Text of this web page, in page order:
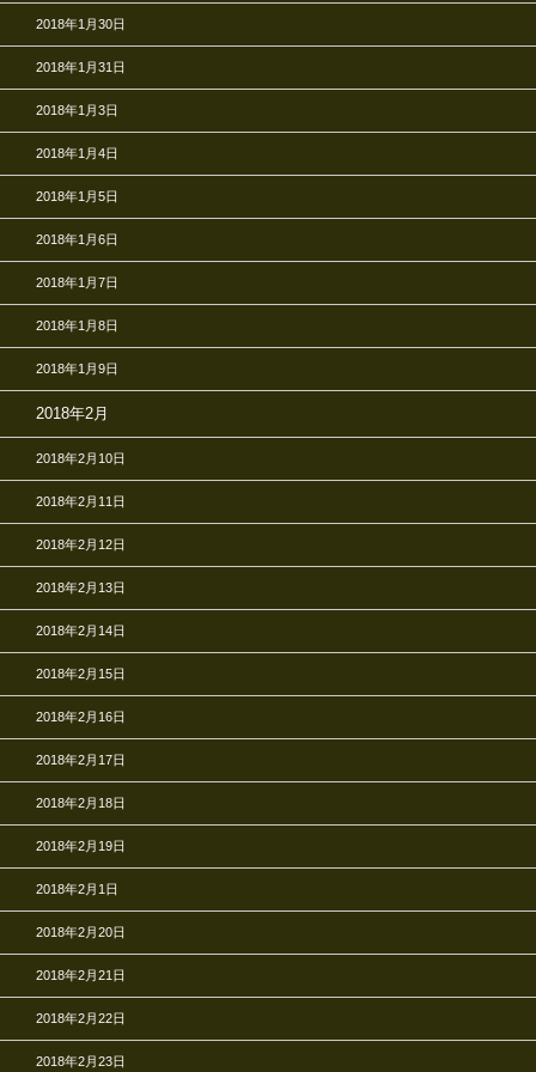
2018年1月30日
2018年1月31日
2018年1月3日
2018年1月4日
2018年1月5日
2018年1月6日
2018年1月7日
2018年1月8日
2018年1月9日
2018年2月
2018年2月10日
2018年2月11日
2018年2月12日
2018年2月13日
2018年2月14日
2018年2月15日
2018年2月16日
2018年2月17日
2018年2月18日
2018年2月19日
2018年2月1日
2018年2月20日
2018年2月21日
2018年2月22日
2018年2月23日